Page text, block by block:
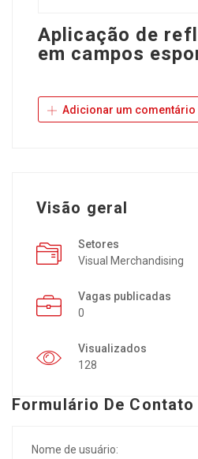
Aplicação de
em campos
Adicionar um comentário
Visão geral
Setores
Visual Merchandising
Vagas publicadas
0
Visualizados
128
Formulário De Contato
Nome de usuário: